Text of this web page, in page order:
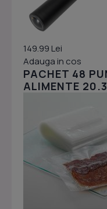
149.99 Lei
Adauga in cos
PACHET 48
ALIMENTE